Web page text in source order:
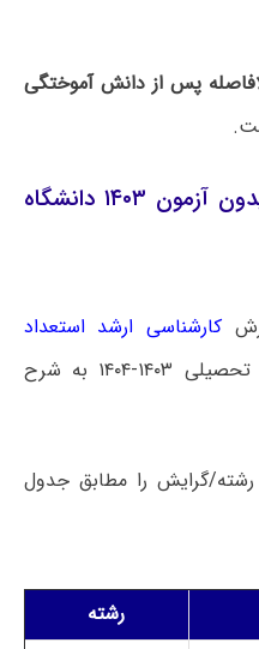
پس از دانش آموختگی
رشته های کارشناسی ارشد بدون آزمون ۱۴۰۳ دانشگاه
کارشناسی ارشد استعداد
دانشگاه بناب در سال تحصیلی ۱۴۰۳-۱۴۰۴ به شرح
رشته/گرایش را مطابق جدول
رشته